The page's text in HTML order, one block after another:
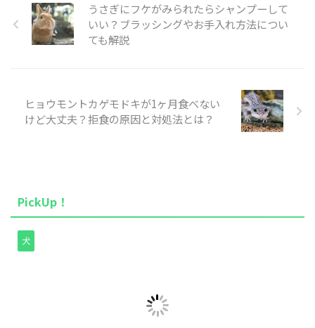
うさぎにフケがみられたらシャンプーして
いい？ブラッシングやお手入れ方法につい
ても解説
ヒョウモントカゲモドキが1ヶ月食べない
けど大丈夫？拒食の原因と対処法とは？
PickUp！
犬